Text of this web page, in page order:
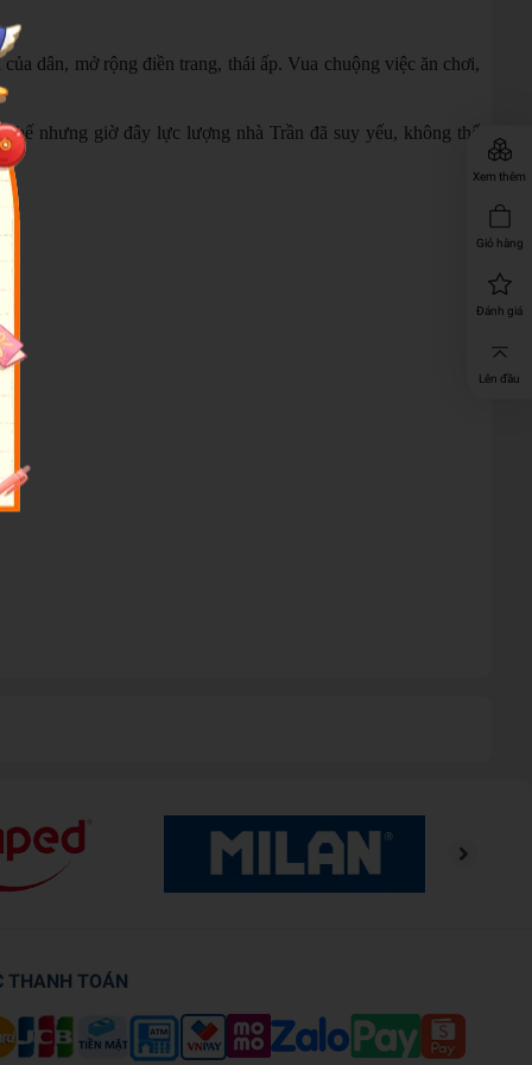
Xem thêm
Giỏ hàng
Đánh giá
Lên đầu
dân, mở rộng điền trang, thái ấp. Vua chuộng việc ăn chơi,
nhưng giờ đây lực lượng nhà Trần đã suy yếu, không thể
THANH TOÁN